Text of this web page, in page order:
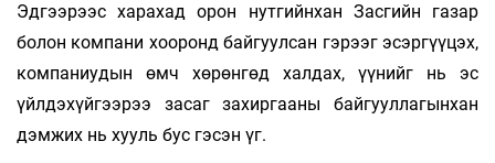
Эдгээрээс харахад орон нутгийнхан Засгийн газар
болон компани хооронд байгуулсан гэрээг эсэргүүцэх,
компаниудын өмч хөрөнгөд халдах, үүнийг нь эс
үйлдэхүйгээрээ засаг захиргааны байгууллагынхан
дэмжих нь хууль бус гэсэн үг.